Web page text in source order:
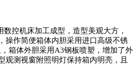
数控机床加工成型，造型美观大方，
操作简便箱体内胆采用进口高级不锈
，箱体外胆采用A3钢板喷塑，增加了外
观测视窗附照明灯保持箱内明亮，且